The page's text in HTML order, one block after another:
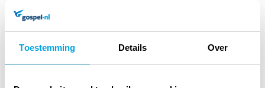
Toestemming Details Over